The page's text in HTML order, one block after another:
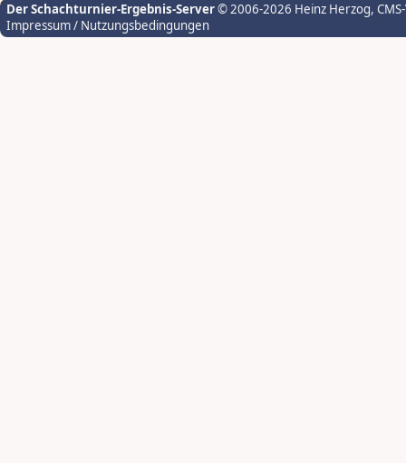
Der Schachturnier-Ergebnis-Server© 2006-2026 Heinz Herzog,
Impressum / Nutzungsbedingungen